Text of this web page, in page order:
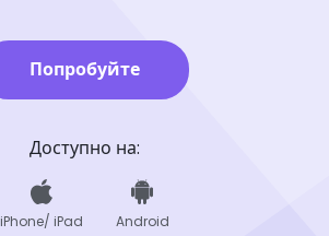
Попробуйте
Доступно на:
iPhone/ iPad Android